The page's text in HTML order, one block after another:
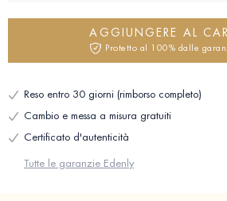
AGGIUNGERE AL
Protetto al 100% dalle
Reso entro 30 giorni (rimborso completo)
Cambio e messa a misura gratuiti
Certificato d'autenticità
Tutte le garanzie Edenly